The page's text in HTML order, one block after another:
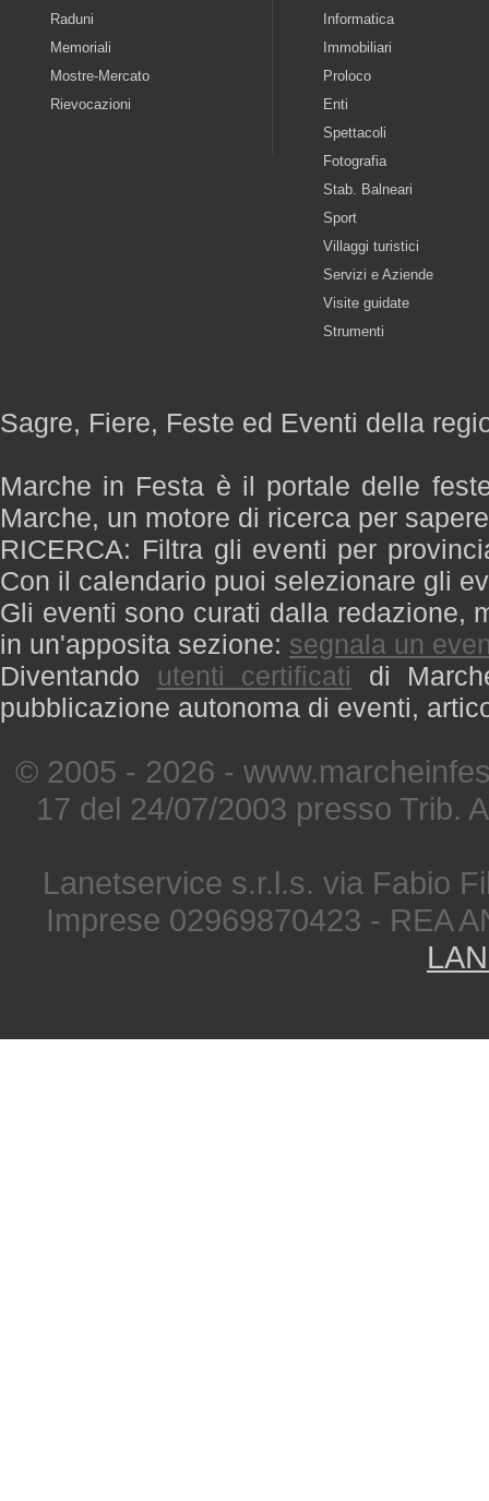
Raduni
Memoriali
Mostre-Mercato
Rievocazioni
Informatica
Immobiliari
Proloco
Enti
Spettacoli
Fotografia
Stab. Balneari
Sport
Villaggi turistici
Servizi e Aziende
Visite guidate
Strumenti
Sagre, Fiere, Feste ed Eventi della
Marche in Festa è il portale delle
Marche, un motore di ricerca per
RICERCA: Filtra gli eventi per
Con il calendario puoi selezionare gli
Gli eventi sono curati dalla redazione,
in un'apposita sezione: segnala un
Diventando utenti certificati di
pubblicazione autonoma di eventi,
© 2005 - 2026 -
17 del 24/07/2003 presso Trib.
Lanetservice s.r.l.s. via Fabio
Imprese 02969870423 - REA